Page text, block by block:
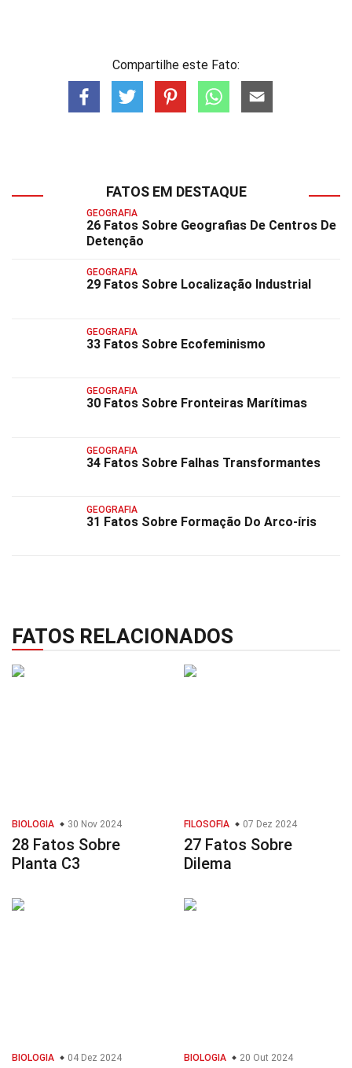
Compartilhe este Fato:
FATOS EM DESTAQUE
GEOGRAFIA
26 Fatos Sobre Geografias De Centros De
Detenção
GEOGRAFIA
29 Fatos Sobre Localização Industrial
GEOGRAFIA
33 Fatos Sobre Ecofeminismo
GEOGRAFIA
30 Fatos Sobre Fronteiras Marítimas
GEOGRAFIA
34 Fatos Sobre Falhas Transformantes
GEOGRAFIA
31 Fatos Sobre Formação Do Arco-íris
FATOS RELACIONADOS
BIOLOGIA 30 Nov 2024
28 Fatos Sobre
Planta C3
FILOSOFIA 07 Dez 2024
27 Fatos Sobre
Dilema
BIOLOGIA 04 Dez 2024 BIOLOGIA 20 Out 2024